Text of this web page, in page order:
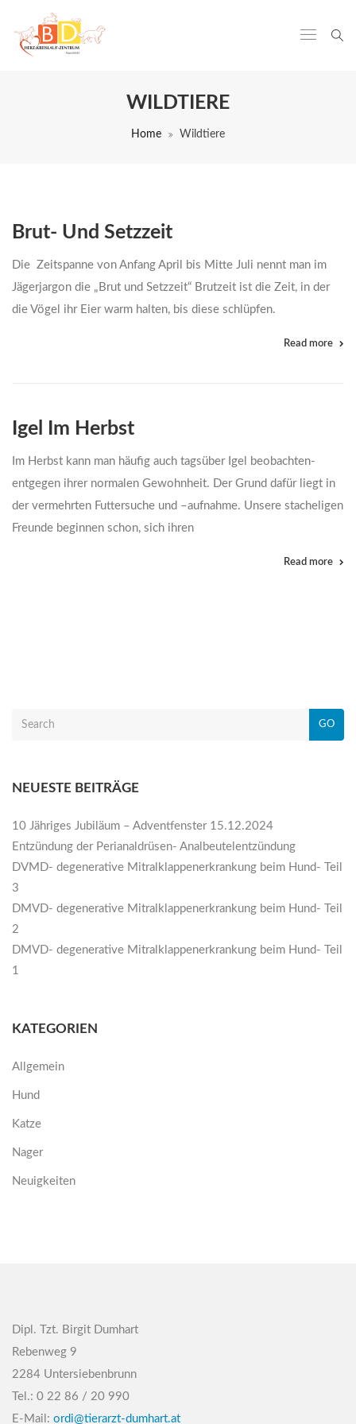
WILDTIERE
Home Wildtiere
Brut- Und Setzzeit
Die Zeitspanne von Anfang April bis Mitte Juli nennt man im
Jägerjargon die „Brut und Setzzeit“ Brutzeit ist die Zeit, in der
die Vögel ihr Eier warm halten, bis diese schlüpfen.
Read more
Igel Im Herbst
Im Herbst kann man häufig auch tagsüber Igel beobachten-
entgegen ihrer normalen Gewohnheit. Der Grund dafür liegt in
der vermehrten Futtersuche und –aufnahme. Unsere stacheligen
Freunde beginnen schon, sich ihren
Read more
GO
NEUESTE BEITRÄGE
10 Jähriges Jubiläum – Adventfenster 15.12.2024
Entzündung der Perianaldrüsen- Analbeutelentzündung
DVMD- degenerative Mitralklappenerkrankung beim Hund- Teil
3
DMVD- degenerative Mitralklappenerkrankung beim Hund- Teil
2
DMVD- degenerative Mitralklappenerkrankung beim Hund- Teil
1
KATEGORIEN
Allgemein
Hund
Katze
Nager
Neuigkeiten
Dipl. Tzt. Birgit Dumhart
Rebenweg 9
2284 Untersiebenbrunn
Tel.: 0 22 86 / 20 990
E-Mail: ordi@tierarzt-dumhart.at